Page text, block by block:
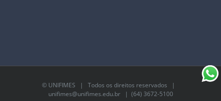
© UNIFIMES | Todos os direitos reservados |
unifimes@unifimes.edu.br| (64) 3672-5100